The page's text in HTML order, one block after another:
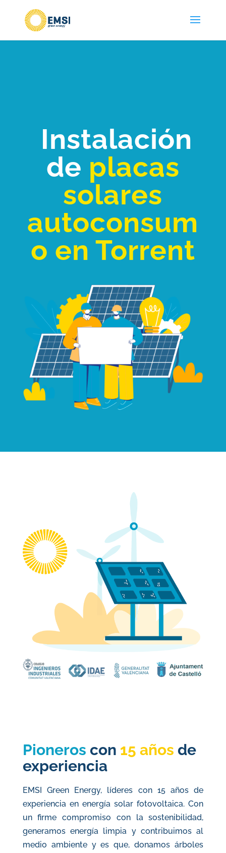
Instalación
de placas
solares
autoconsum
o en Torrent
Pioneros con 15 años de
experiencia
EMSI Green Energy, líderes con 15 años de
experiencia en energía solar fotovoltaica. Con
un firme compromiso con la sostenibilidad,
generamos energía limpia y contribuimos al
medio ambiente yes que, donamos árboles